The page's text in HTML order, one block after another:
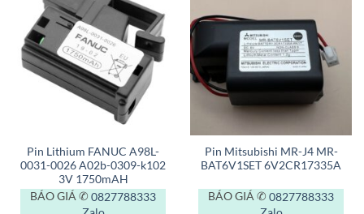
Pin Lithium FANUC A98L-
0031-0026 A02b-0309-k102
3V 1750mAH
BÁO GIÁ ✆ 0827788333
Pin Mitsubishi MR-J4 MR-
BAT6V1SET 6V2CR17335A
BÁO GIÁ ✆ 0827788333